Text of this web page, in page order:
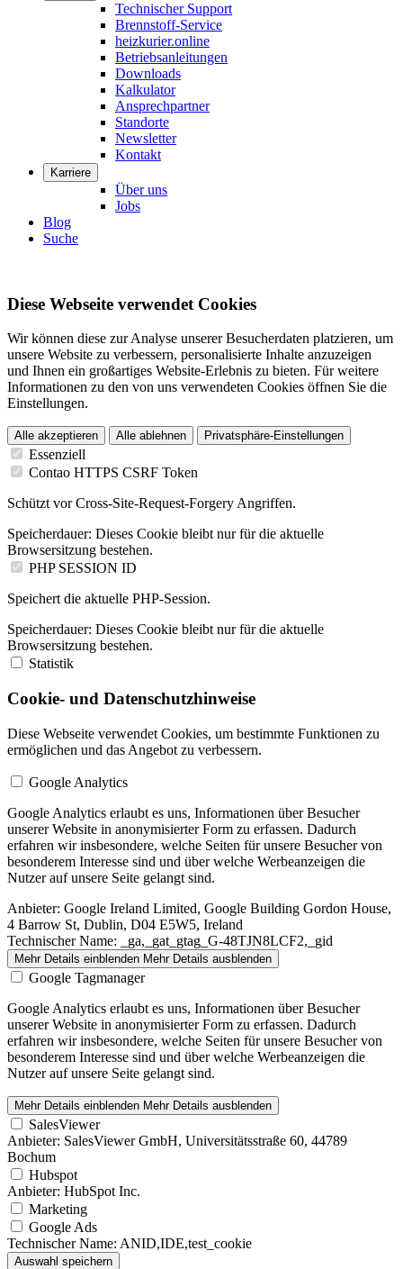
Technischer Support
Brennstoff-Service
heizkurier.online
Betriebsanleitungen
Downloads
Kalkulator
Ansprechpartner
Standorte
Newsletter
Kontakt
Karriere
Über uns
Jobs
Blog
Suche
Diese Webseite verwendet Cookies
Wir können diese zur Analyse unserer Besucherdaten platzieren, um
unsere Website zu verbessern, personalisierte Inhalte anzuzeigen
und Ihnen ein großartiges Website-Erlebnis zu bieten. Für weitere
Informationen zu den von uns verwendeten Cookies öffnen Sie die
Einstellungen.
Alle akzeptieren Alle ablehnen Privatsphäre-Einstellungen
Essenziell
Contao HTTPS CSRF Token
Schützt vor Cross-Site-Request-Forgery Angriffen.
Speicherdauer: Dieses Cookie bleibt nur für die aktuelle
Browsersitzung bestehen.
PHP SESSION ID
Speichert die aktuelle PHP-Session.
Speicherdauer: Dieses Cookie bleibt nur für die aktuelle
Browsersitzung bestehen.
Statistik
Cookie- und Datenschutzhinweise
Diese Webseite verwendet Cookies, um bestimmte Funktionen zu
ermöglichen und das Angebot zu verbessern.
Google Analytics
Google Analytics erlaubt es uns, Informationen über Besucher
unserer Website in anonymisierter Form zu erfassen. Dadurch
erfahren wir insbesondere, welche Seiten für unsere Besucher von
besonderem Interesse sind und über welche Werbeanzeigen die
Nutzer auf unsere Seite gelangt sind.
Anbieter: Google Ireland Limited, Google Building Gordon House,
4 Barrow St, Dublin, D04 E5W5, Ireland
Technischer Name: _ga,_gat_gtag_G-48TJN8LCF2,_gid
Mehr Details einblenden Mehr Details ausblenden
Google Tagmanager
Google Analytics erlaubt es uns, Informationen über Besucher
unserer Website in anonymisierter Form zu erfassen. Dadurch
erfahren wir insbesondere, welche Seiten für unsere Besucher von
besonderem Interesse sind und über welche Werbeanzeigen die
Nutzer auf unsere Seite gelangt sind.
Mehr Details einblenden Mehr Details ausblenden
SalesViewer
Anbieter: SalesViewer GmbH, Universitätsstraße 60, 44789
Bochum
Hubspot
Anbieter: HubSpot Inc.
Marketing
Google Ads
Technischer Name: ANID,IDE,test_cookie
Auswahl speichern